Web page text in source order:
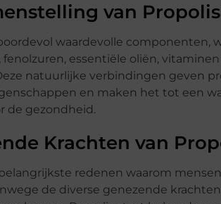
van Propolis
waardevolle componenten,
fenolzuren, essentiële oliën,
natuurlijke verbindingen geven
en maken het tot een
de gezondheid.
Krachten van
redenen waarom
de diverse genezende